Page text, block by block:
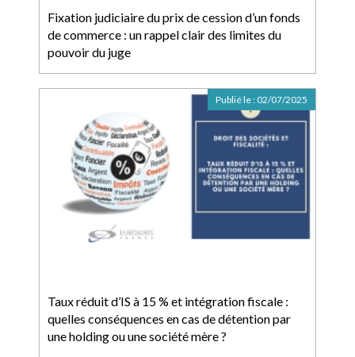
Fixation judiciaire du prix de cession d’un fonds
de commerce : un rappel clair des limites du
pouvoir du juge
Taux réduit d’IS à 15 % et intégration fiscale :
quelles conséquences en cas de détention par
une holding ou une société mère ?
Publié le : 02/07/2025